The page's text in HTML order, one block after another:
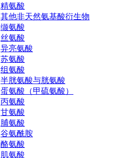
精氨酸
其他非天然氨基酸衍生物
缬氨酸
丝氨酸
异亮氨酸
苏氨酸
组氨酸
半胱氨酸与胱氨酸
蛋氨酸（甲硫氨酸）
丙氨酸
甘氨酸
脯氨酸
谷氨酰胺
酪氨酸
肌氨酸